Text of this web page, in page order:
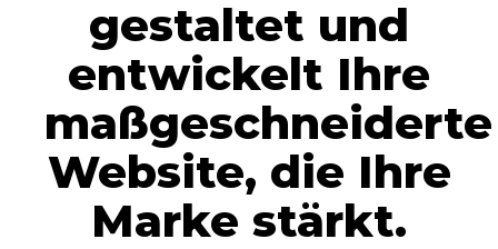
gestaltet und
entwickelt Ihre
maßgeschneiderte
Website, die Ihre
Marke stärkt.